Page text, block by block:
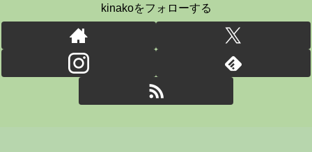
kinakoをフォローする